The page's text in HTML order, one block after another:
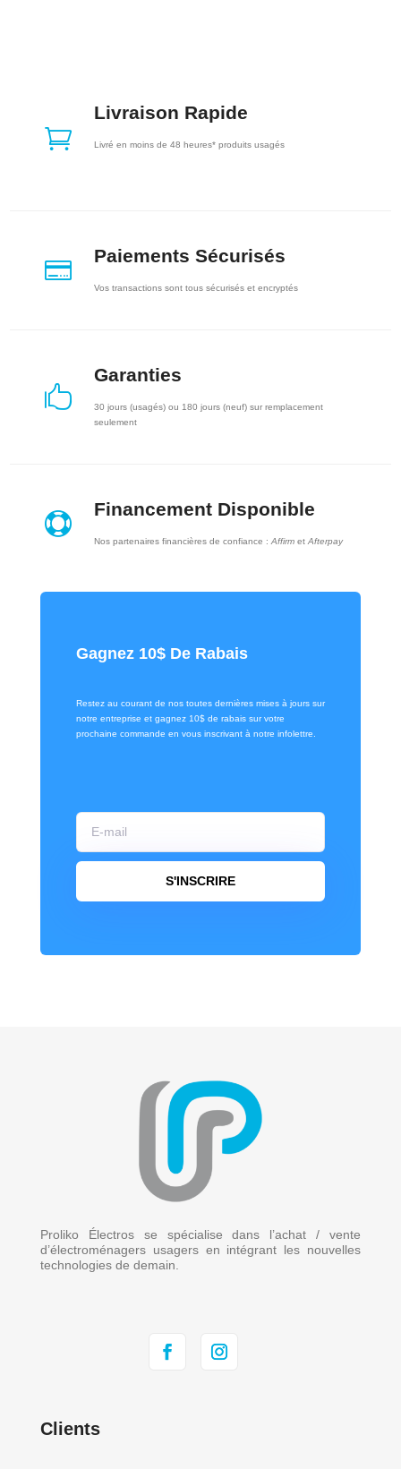

Livraison Rapide
Livré en moins de 48 heures* produits usagés

Paiements Sécurisés
Vos transactions sont tous sécurisés et encryptés

Garanties
30 jours (usagés) ou 180 jours (neuf) sur remplacement
seulement

Financement Disponible
Nos partenaires financières de confiance : AffirmetAfterpay
Gagnez 10$ De Rabais
Restez au courant de nos toutes dernières mises à jours sur
notre entreprise et gagnez 10$ de rabais sur votre
prochaine commande en vous inscrivant à notre infolettre.
S'INSCRIRE
Proliko Électros se spécialise dans l’achat / vente
d’électroménagers usagers en intégrant les nouvelles
technologies de demain.
Clients